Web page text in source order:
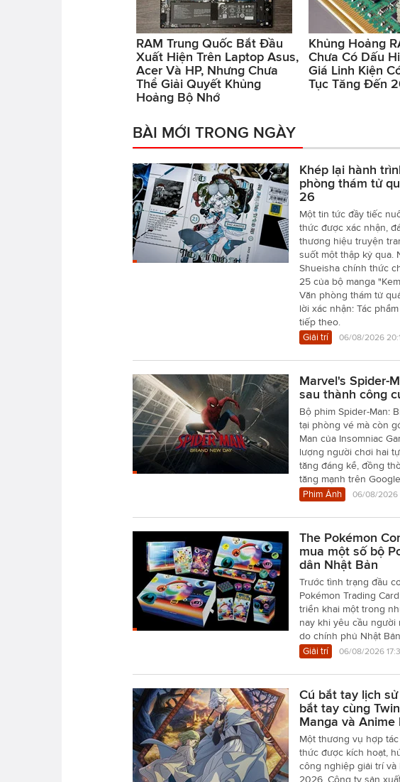
RAM Trung Quốc Bắt Đầu
Xuất Hiện Trên Laptop Asus,
Acer Và HP, Nhưng Chưa
Thể Giải Quyết Khủng
Hoảng Bộ Nhớ
Khủng Hoảng
Chưa Có Dấu
Giá Linh Kiện
Tục Tăng Đến
BÀI MỚI TRONG NGÀY
Khép lại hành
phòng thám tử
26
Một tin tức đầy tiếc
thức được xác nhận,
thương hiệu truyện
suốt một thập kỷ qua.
Shueisha chính thức
25 của bộ manga
Văn phòng thám tử
lời xác nhận: Tác
tiếp theo.
Giải trí
06/08/2026
Marvel's Spider-
sau thành công
Bộ phim Spider-Man:
tại phòng vé mà còn
Man của Insomniac
lượng người chơi hai
tăng đáng kể, đồng
tăng mạnh trên
Phim Ảnh
06/08/2026
The Pokémon
mua một số bộ
dân Nhật Bản
Trước tình trạng đầu
Pokémon Trading
triển khai một trong
nay khi yêu cầu người
do chính phủ Nhật
Giải trí
06/08/2026
Cú bắt tay lịch
bắt tay cùng
Manga và Anime
Một thương vụ hợp
thức được kích hoạt,
công nghiệp giải trí và
2026, Công ty sản